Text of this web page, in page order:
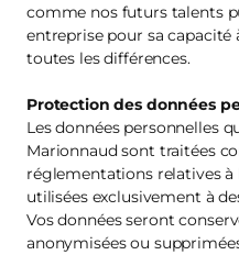
comme nos futurs talents
entreprise pour sa capacité
toutes les différences.
Protection des données
Les données personnelles
Marionnaud sont traitées
réglementations relatives
utilisées exclusivement à
Vos données seront
anonymisées ou